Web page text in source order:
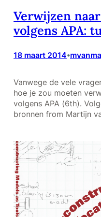
Verwijzen
volgens APA:
18 maart 2014•
Vanwege de vele
hoe je zou moeten
volgens APA (6th).
bronnen from Martijn